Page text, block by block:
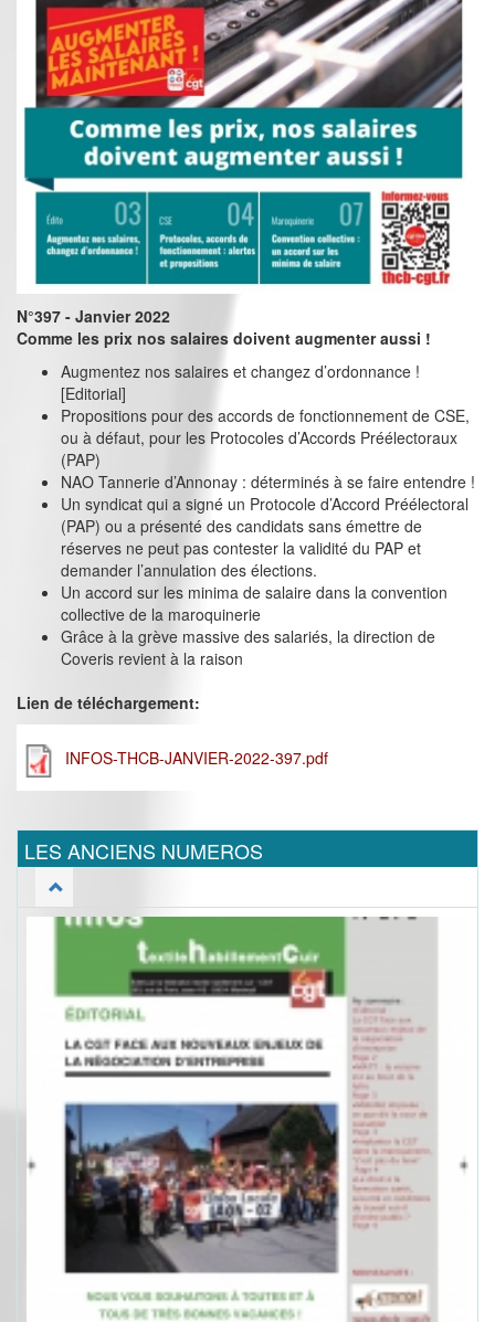
N°397 - Janvier 2022
Comme les prix nos salaires doivent augmenter aussi !
Augmentez nos salaires et changez d’ordonnance !
[Editorial]
Propositions pour des accords de fonctionnement de CSE,
ou à défaut, pour les Protocoles d’Accords Préélectoraux
(PAP)
NAO Tannerie d’Annonay : déterminés à se faire entendre !
Un syndicat qui a signé un Protocole d’Accord Préélectoral
(PAP) ou a présenté des candidats sans émettre de
réserves ne peut pas contester la validité du PAP et
demander l’annulation des élections.
Un accord sur les minima de salaire dans la convention
collective de la maroquinerie
Grâce à la grève massive des salariés, la direction de
Coveris revient à la raison
Lien de téléchargement:
INFOS-THCB-JANVIER-2022-397.pdf
LES ANCIENS NUMEROS